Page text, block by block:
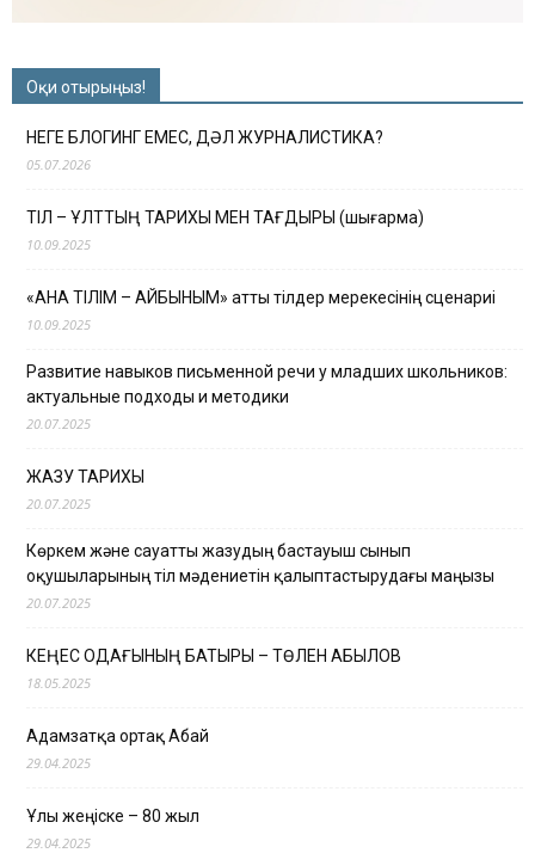
Оқи отырыңыз!
НЕГЕ БЛОГИНГ ЕМЕС, ДӘЛ ЖУРНАЛИСТИКА?
05.07.2026
ТІЛ – ҰЛТТЫҢ ТАРИХЫ МЕН ТАҒДЫРЫ (шығарма)
10.09.2025
«АНА ТІЛІМ – АЙБЫНЫМ» атты тілдер мерекесінің сценариі
10.09.2025
Развитие навыков письменной речи у младших школьников:
актуальные подходы и методики
20.07.2025
ЖАЗУ ТАРИХЫ
20.07.2025
Көркем және сауатты жазудың бастауыш сынып
оқушыларының тіл мәдениетін қалыптастырудағы маңызы
20.07.2025
КЕҢЕС ОДАҒЫНЫҢ БАТЫРЫ – ТӨЛЕН ҚАБЫЛОВ
18.05.2025
Адамзатқа ортақ Абай
29.04.2025
Ұлы жеңіске – 80 жыл
29.04.2025